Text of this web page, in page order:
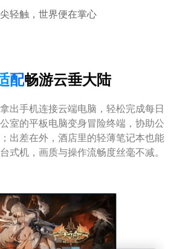
轻触，世界便在掌心
配畅游云垂大陆
出手机连接云端电脑，轻松完成每日
室的平板电脑变身冒险终端，协助公
出差在外，酒店里的轻薄笔记本也能
式机，画质与操作流畅度丝毫不减。